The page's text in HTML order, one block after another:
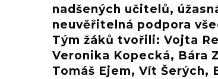
nadšených učitelů,
neuvěřitelná podpora
Tým žáků tvořili: Vojta
Veronika Kopecká, Bára
Tomáš Ejem, Vít Šerých,